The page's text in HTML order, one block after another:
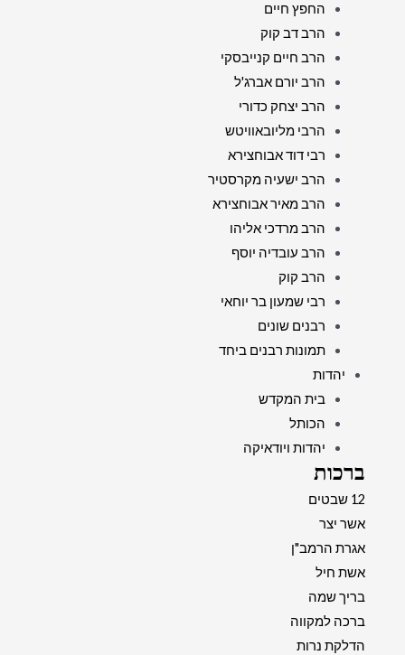
החפץ חיים
הרב דב קוק
הרב חיים קנייבסקי
הרב יורם אברג'ל
הרב יצחק כדורי
הרבי מליובאוויטש
רבי דוד אבוחצירא
הרב ישעיה מקרסטיר
הרב מאיר אבוחצירא
הרב מרדכי אליהו
הרב עובדיה יוסף
הרב קוק
רבי שמעון בר יוחאי
רבנים שונים
תמונות רבנים ביחד
יהדות
בית המקדש
הכותל
יהדות ויודאיקה
ברכות
12 שבטים
אשר יצר
אגרת הרמב"ן
אשת חיל
בריך שמה
ברכה למקווה
הדלקת נרות